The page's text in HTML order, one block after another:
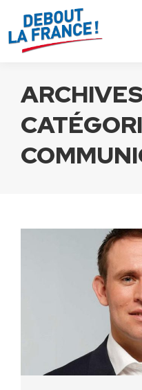
Panneau de gestion des